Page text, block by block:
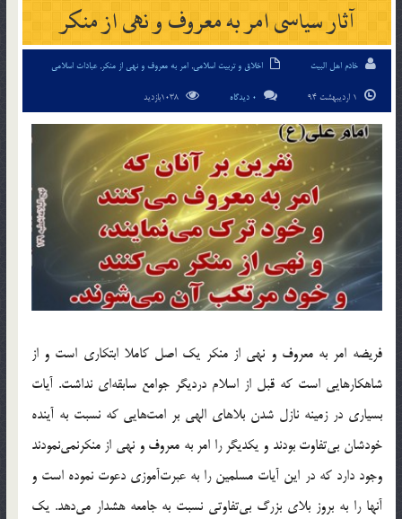
آثار سياسى امر به معروف و نهى از منکر
خادم اهل البیت اخلاق و تربیت اسلامی, امر به معروف و نهی از منکر,عبادات اسلامی
0 دیدگاه
فريضه امر به معروف و نهى از منکر يک اصل کاملا ابتکارى است و از
شاهکارهايى است که قبل از اسلام درديگر جوامع سابقه‌اى نداشت. آيات
بسيارى در زمينه نازل شدن بلاهاى الهى بر امت‌هايى که نسبت به آينده
خودشان بى‌تفاوت بودند و يکديگر را امر به معروف و نهى از منکرنمى‌نمودند
وجود دارد که در اين آيات مسلمين را به عبرت‌آموزى دعوت نموده است و
آنها را به بروز بلاى بزرگ بى‌تفاوتى نسبت به جامعه هشدار مى‌دهد. يک